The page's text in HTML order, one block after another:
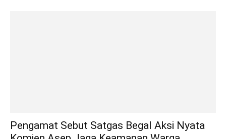
Pengamat Sebut Satgas Begal Aksi Nyata